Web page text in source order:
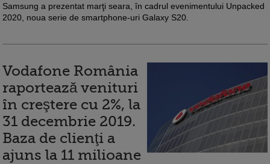
Samsung a prezentat marţi seara, în cadrul evenimentului Unpacked
2020, noua serie de smartphone-uri Galaxy S20.
Vodafone România
raportează venituri
în creştere cu 2%, la
31 decembrie 2019.
Baza de clienţi a
ajuns la 11 milioane